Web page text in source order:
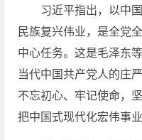
习近平指出，以中
民族复兴伟业，是全党
中心任务。这是毛泽东
当代中国共产党人的庄
不忘初心、牢记使命，
把中国式现代化宏伟事